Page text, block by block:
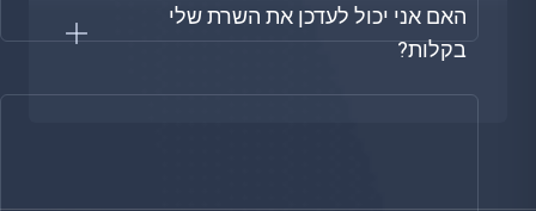
האם אני יכול לעדכן את השרת שלי
בקלות?